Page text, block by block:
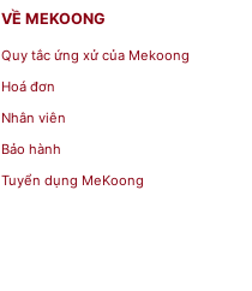
VỀ MEKOONG
Quy tắc ứng xử của Mekoong
Hoá đơn
Nhân viên
Bảo hành
Tuyển dụng MeKoong